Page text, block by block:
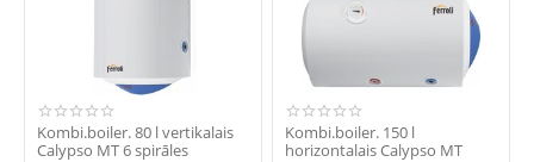
Kombi.boiler. 80 l vertikalais
Calypso MT 6 spirāles
Kombi.boiler. 150 l
horizontalais Calypso MT